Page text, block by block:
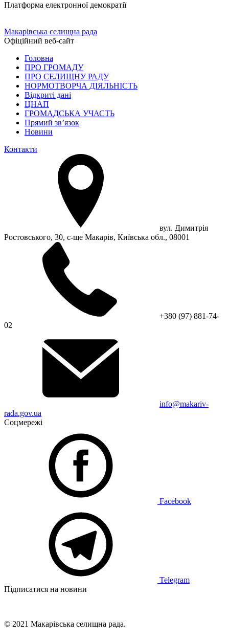
Платформа електронної демократії
Макарівська селищна рада
Офіційний веб-сайт
Головна
ПРО ГРОМАДУ
ПРО СЕЛИЩНУ РАДУ
НОРМОТВОРЧА ДІЯЛЬНІСТЬ
Відкриті дані
ЦНАП
ГРОМАДСЬКА УЧАСТЬ
Прямий зв’язок
Новини
Контакти
вул. Димитрія
Ростовського, 30, с-ще Макарів, Київська обл., 08001
+380 (97) 881-74-
02
info@makariv-
rada.gov.ua
Соцмережі
Facebook
Telegram
Підписатися на новини
© 2021 Макарівська селищна рада.